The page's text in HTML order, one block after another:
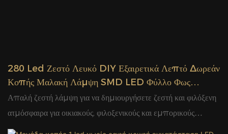
280 Led Ζεστό Λευκό DIY Εξαιρετικά Λεπτό Δωρεάν
Κοπής Μαλακή Λάμψη SMD LED Φύλλο Φως
Λωρίδα Φως Κίνα Εργοστάσιο Glamour
Απαλή ζεστή λάμψη για να δημιουργήσετε ζεστή και φιλόξενη
ατμόσφαιρα για οικιακούς, φιλοξενικούς και εμπορικούς
χώρους